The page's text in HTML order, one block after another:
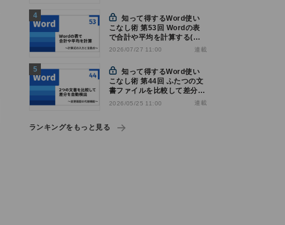
知って得するWord使い
こなし術 第53回 Wordの表
で合計や平均を計算する(関
数の入力)
2026/07/27 11:00 連載
知って得するWord使い
こなし術 第44回 ふたつの文
書ファイルを比較して差分を
自動検出
2026/05/25 11:00 連載
ランキングをもっと見る